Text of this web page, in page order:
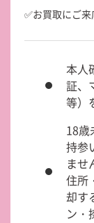
✅お買取にご
本人
証、
等）
18歳
持参
ませ
住所
却す
ン・